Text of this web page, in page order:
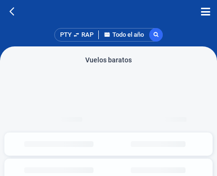
PTY RAP Todo el año
Vuelos baratos